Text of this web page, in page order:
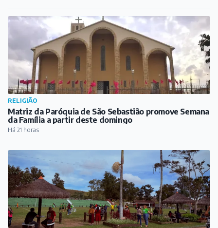
RELIGIÃO
Matriz da Paróquia de São Sebastião promove Semana
da Família a partir deste domingo
Há 21 horas